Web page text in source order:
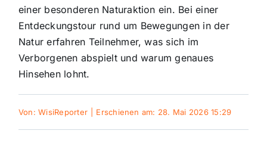
Kultur
Panorama
Mein Stadtteil
einer besonderen Naturaktion ein. Bei einer
Entdeckungstour rund um Bewegungen in der
Natur erfahren Teilnehmer, was sich im
Verborgenen abspielt und warum genaues
Hinsehen lohnt.
Von:WisiReporter Erschienen am: 28. Mai 2026 15:29